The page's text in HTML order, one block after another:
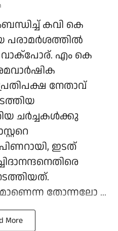
കവി കെ
പരാമര്‍ശത്തില്‍
വാക്പോര്. എം കെ
നേതാവ്
ചര്‍ച്ചകള്‍ക്കു
ഇടത്
തോന്നലോ ...
More